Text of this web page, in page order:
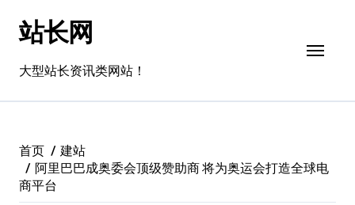
站长网
大型站长资讯类网站！
首页
建站
阿里巴巴成奥委会顶级赞助商 将为奥运会打造全球电
商平台